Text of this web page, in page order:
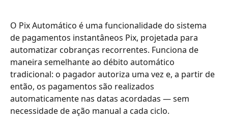
O Pix Automático é uma funcionalidade do sistema
de pagamentos instantâneos Pix, projetada para
automatizar cobranças recorrentes. Funciona de
maneira semelhante ao débito automático
tradicional: o pagador autoriza uma vez e, a partir de
então, os pagamentos são realizados
automaticamente nas datas acordadas — sem
necessidade de ação manual a cada ciclo.